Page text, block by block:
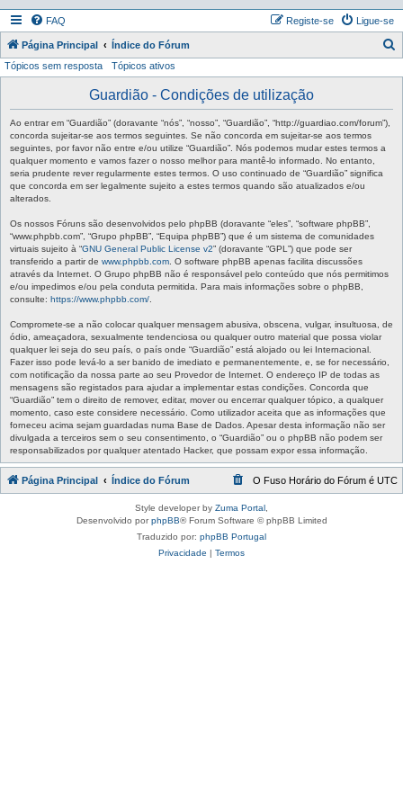
FAQ Ligue-se
Registe-se
Página Principal Índice do Fórum
Tópicos sem resposta Tópicos ativos
Guardião - Condições de utilização
Ao entrar em “Guardião” (doravante “nós”, “nosso”, “Guardião”, “http://guardiao.com/forum”),
concorda sujeitar-se aos termos seguintes. Se não concorda em sujeitar-se aos termos
seguintes, por favor não entre e/ou utilize “Guardião”. Nós podemos mudar estes termos a
qualquer momento e vamos fazer o nosso melhor para mantê-lo informado. No entanto,
seria prudente rever regularmente estes termos. O uso continuado de “Guardião” significa
que concorda em ser legalmente sujeito a estes termos quando são atualizados e/ou
alterados.
Os nossos Fóruns são desenvolvidos pelo phpBB (doravante “eles”, “software phpBB”,
“www.phpbb.com”, “Grupo phpBB”, “Equipa phpBB”) que é um sistema de comunidades
virtuais sujeito à “GNU General Public License v2” (doravante “GPL”) que pode ser
transferido a partir de www.phpbb.com . O software phpBB apenas facilita discussões
através da Internet. O Grupo phpBB não é responsável pelo conteúdo que nós permitimos
e/ou impedimos e/ou pela conduta permitida. Para mais informações sobre o phpBB,
consulte: https://www.phpbb.com/
Compromete-se a não colocar qualquer mensagem abusiva, obscena, vulgar, insultuosa, de
ódio, ameaçadora, sexualmente tendenciosa ou qualquer outro material que possa violar
qualquer lei seja do seu país, o país onde “Guardião” está alojado ou lei Internacional.
Fazer isso pode levá-lo a ser banido de imediato e permanentemente, e, se for necessário,
com notificação da nossa parte ao seu Provedor de Internet. O endereço IP de todas as
mensagens são registados para ajudar a implementar estas condições. Concorda que
“Guardião” tem o direito de remover, editar, mover ou encerrar qualquer tópico, a qualquer
momento, caso este considere necessário. Como utilizador aceita que as informações que
forneceu acima sejam guardadas numa Base de Dados. Apesar desta informação não ser
divulgada a terceiros sem o seu consentimento, o “Guardião” ou o phpBB não podem ser
responsabilizados por qualquer atentado Hacker, que possam expor essa informação.
Página Principal Índice do Fórum O Fuso Horário do Fórum é UTC
Style developer by Zuma Portal
Desenvolvido porphpBB® Forum Software © phpBB Limited
Traduzido por: phpBB Portugal
Privacidade | Termos